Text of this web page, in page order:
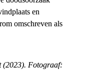
en
omschreven als
(2023). Fotograaf: